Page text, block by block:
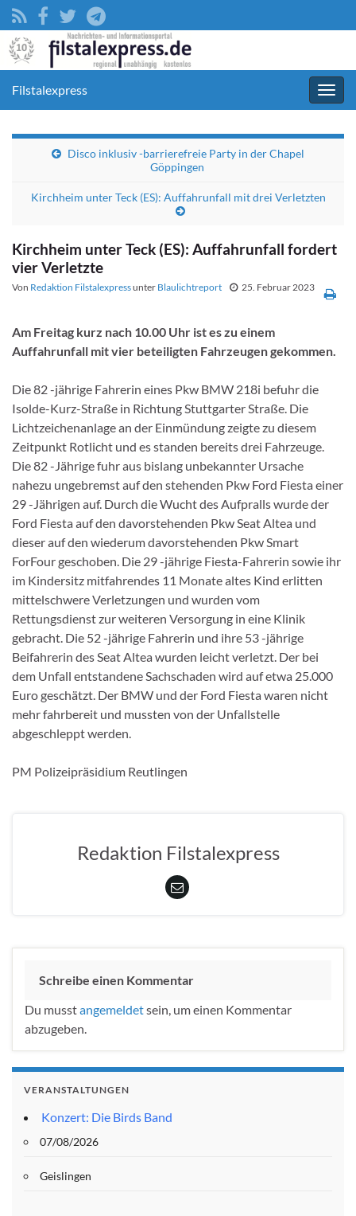
Filstalexpress
Disco inklusiv -barrierefreie Party in der Chapel
Göppingen
Kirchheim unter Teck (ES): Auffahrunfall mit drei Verletzten
Kirchheim unter Teck (ES): Auffahrunfall fordert
vier Verletzte
Von Redaktion Filstalexpressunter Blaulichtreport 25. Februar 2023
Am Freitag kurz nach 10.00 Uhr ist es zu einem
Auffahrunfall mit vier beteiligten Fahrzeugen gekommen.
Die 82 -jährige Fahrerin eines Pkw BMW 218i befuhr die
Isolde-Kurz-Straße in Richtung Stuttgarter Straße. Die
Lichtzeichenanlage an der Einmündung zeigte zu diesem
Zeitpunkt Rotlicht und es standen bereits drei Fahrzeuge.
Die 82 -Jährige fuhr aus bislang unbekannter Ursache
nahezu ungebremst auf den stehenden Pkw Ford Fiesta einer
29 -Jährigen auf. Durch die Wucht des Aufpralls wurde der
Ford Fiesta auf den davorstehenden Pkw Seat Altea und
dieser auf den wiederum davorstehenden Pkw Smart
ForFour geschoben. Die 29 -jährige Fiesta-Fahrerin sowie ihr
im Kindersitz mitfahrendes 11 Monate altes Kind erlitten
mittelschwere Verletzungen und wurden vom
Rettungsdienst zur weiteren Versorgung in eine Klinik
gebracht. Die 52 -jährige Fahrerin und ihre 53 -jährige
Beifahrerin des Seat Altea wurden leicht verletzt. Der bei
dem Unfall entstandene Sachschaden wird auf etwa 25.000
Euro geschätzt. Der BMW und der Ford Fiesta waren nicht
mehr fahrbereit und mussten von der Unfallstelle
abgeschleppt werden.
PM Polizeipräsidium Reutlingen
Redaktion Filstalexpress
Schreibe einen Kommentar
Du musstangemeldetsein, um einen Kommentar
abzugeben.
VERANSTALTUNGEN
Konzert: Die Birds Band
07/08/2026
Geislingen